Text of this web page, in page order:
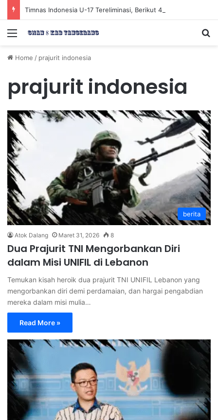
Menu
Home / prajurit indonesia
prajurit indonesia
berita
Atok Dalang Maret 31, 2026 8
Dua Prajurit TNI Mengorbankan Diri
dalam Misi UNIFIL di Lebanon
Temukan kisah heroik dua prajurit TNI UNIFIL Lebanon yang
mengorbankan diri demi perdamaian, dan hargai pengabdian
mereka dalam misi mulia…
Read More »